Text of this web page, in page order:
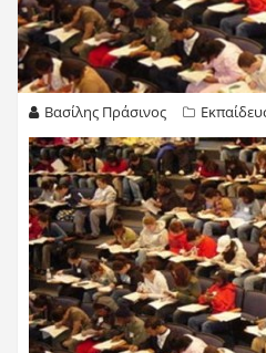
Βασίλης Πράσινος